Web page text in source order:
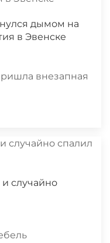
дымом на
в Эвенске
внезапная
случайно